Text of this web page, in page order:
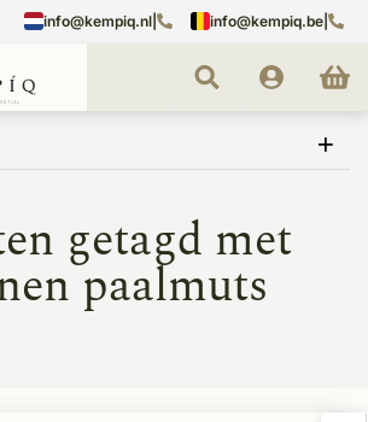
info@kempiq.nl info@kempiq.be
getagd met
paalmuts